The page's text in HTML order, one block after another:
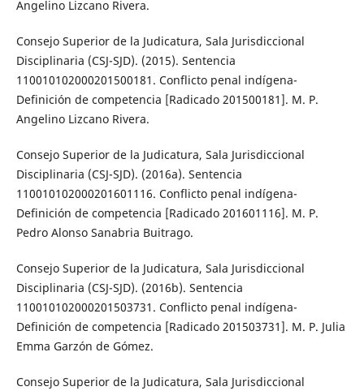
Angelino Lizcano Rivera.
Consejo Superior de la Judicatura, Sala Jurisdiccional
Disciplinaria (CSJ-SJD). (2015). Sentencia
110010102000201500181. Conflicto penal indígena-
Definición de competencia [Radicado 201500181]. M. P.
Angelino Lizcano Rivera.
Consejo Superior de la Judicatura, Sala Jurisdiccional
Disciplinaria (CSJ-SJD). (2016a). Sentencia
110010102000201601116. Conflicto penal indígena-
Definición de competencia [Radicado 201601116]. M. P.
Pedro Alonso Sanabria Buitrago.
Consejo Superior de la Judicatura, Sala Jurisdiccional
Disciplinaria (CSJ-SJD). (2016b). Sentencia
110010102000201503731. Conflicto penal indígena-
Definición de competencia [Radicado 201503731]. M. P. Julia
Emma Garzón de Gómez.
Consejo Superior de la Judicatura, Sala Jurisdiccional